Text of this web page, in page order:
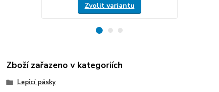
Zvolit variantu
Zboží zařazeno v kategoriích
Lepicí pásky